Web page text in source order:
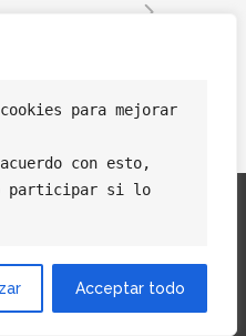
para mejorar
con esto,
participar si lo
Acceptar todo
Cookies
Software